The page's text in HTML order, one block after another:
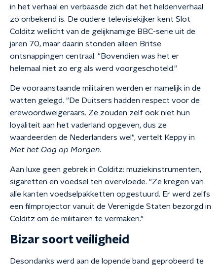
in het verhaal en verbaasde zich dat het heldenverhaal
zo onbekend is. De oudere televisiekijker kent Slot
Colditz wellicht van de gelijknamige BBC-serie uit de
jaren 70, maar daarin stonden alleen Britse
ontsnappingen centraal. "Bovendien was het er
helemaal niet zo erg als werd voorgeschoteld."
De vooraanstaande militairen werden er namelijk in de
watten gelegd. "De Duitsers hadden respect voor de
erewoordweigeraars. Ze zouden zelf ook niet hun
loyaliteit aan het vaderland opgeven, dus ze
waardeerden de Nederlanders wel", vertelt Keppy in
Met het Oog op Morgen.
Aan luxe geen gebrek in Colditz: muziekinstrumenten,
sigaretten en voedsel ten overvloede. "Ze kregen van
alle kanten voedselpakketten opgestuurd. Er werd zelfs
een filmprojector vanuit de Verenigde Staten bezorgd in
Colditz om de militairen te vermaken."
Bizar soort veiligheid
Desondanks werd aan de lopende band geprobeerd te